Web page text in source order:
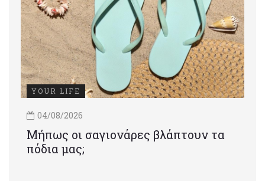
YOUR LIFE
04/08/2026
Μήπως οι σαγιονάρες βλάπτουν τα
πόδια μας;